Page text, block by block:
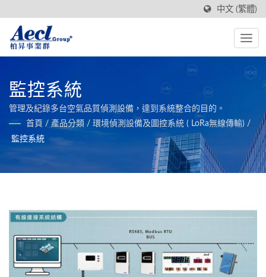
中文 (繁體)
監控系統
管理及紀錄多台空氣品質偵測設備，達到系統整合的目的。
首頁 / 產品分類 / 環境偵測設備及圖控系統 ( LoRa無線傳輸) /
監控系統